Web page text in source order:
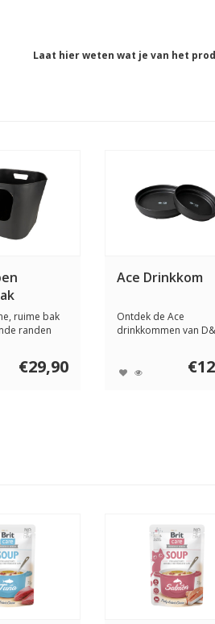
Laat hier weten wat je van het
ruime bak
randen
€29,90
Ace Drinkkom
Ontdek de Ace
drinkkommen van